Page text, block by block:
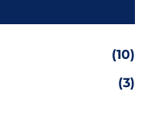
(10)
(3)